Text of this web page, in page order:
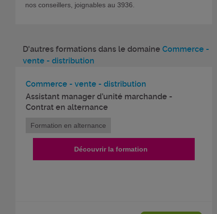
nos conseillers, joignables au 3936.
D'autres formations dans le domaine Commerce -
vente - distribution
Commerce - vente - distribution
Assistant manager d’unité marchande -
Contrat en alternance
Formation en alternance
Découvrir la formation